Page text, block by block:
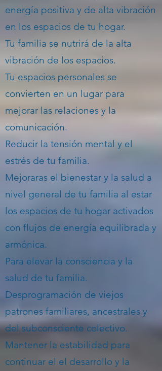
energía positiva y de alta vibración
en los espacios de tu hogar.
Tu familia se nutrirá de la alta
vibración de los espacios.
Tu espacios personales se
convierten en un lugar para
mejorar las relaciones y la
comunicación.
Reducir la tensión mental y el
estrés de tu familia.
Mejoraras el bienestar y la salud a
nivel general de tu familia al estar
los espacios de tu hogar activados
con flujos de energía equilibrada y
armónica.
Para elevar la consciencia y la
salud de tu familia.
Desprogramación de viejos
patrones familiares, ancestrales y
del subconsciente colectivo.
Mantener la estabilidad para
continuar el el desarrollo y la